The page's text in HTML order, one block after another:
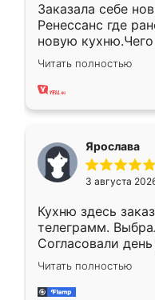
Заказала себе
Ренессанс где
новую
вполне довольна.
два года,
Читать полностью
Ярослава
3 августа
Кухню здесь
телеграмм.
Согласовали
недели кухня
довольны
мебель за
Читать полностью